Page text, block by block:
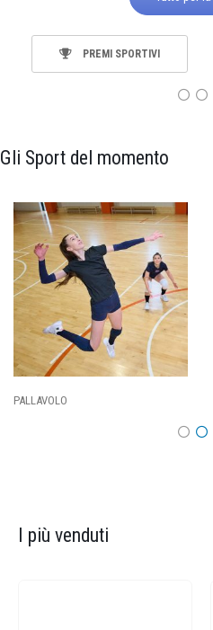
PREMI SPORTIVI
Gli Sport del momento
PALLAVOLO
I più venduti